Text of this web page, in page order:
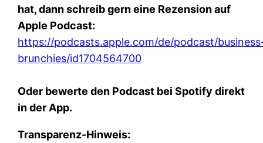
hat, dann schreib gern eine Rezension auf
Apple Podcast:
https://podcasts.apple.com/de/podcast/
brunchies/id1704564700
Oder bewerte den Podcast bei Spotify direkt
in der App.
Transparenz-Hinweis: